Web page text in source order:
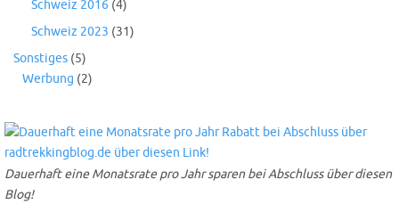
Schweiz 2016 (4)
Schweiz 2023 (31)
Sonstiges (5)
Werbung (2)
Dauerhaft eine Monatsrate pro Jahr sparen bei Abschluss über diesen
Blog!